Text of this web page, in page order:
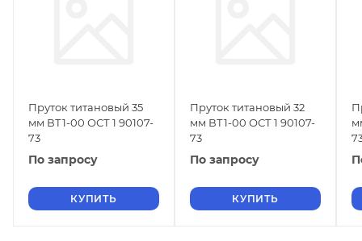
Пруток титановый 35
мм ВТ1-00 ОСТ 1 90107-
73
По запросу
КУПИТЬ
Пруток титановый 32
мм ВТ1-00 ОСТ 1 90107-
73
По запросу
КУПИТЬ